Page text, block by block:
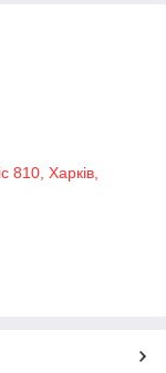
810, Харків,